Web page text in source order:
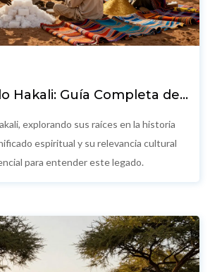
Hakali: Guía Completa de
explorando sus raíces en la historia
espiritual y su relevancia cultural
para entender este legado.